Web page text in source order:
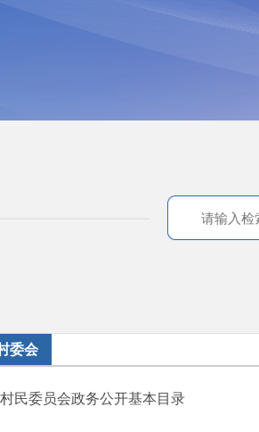
委会
民委员会政务公开基本目录